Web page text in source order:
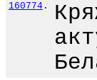
160774 .